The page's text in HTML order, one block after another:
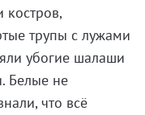
костров,
трупы с лужами
убогие шалаши
Белые не
что всё